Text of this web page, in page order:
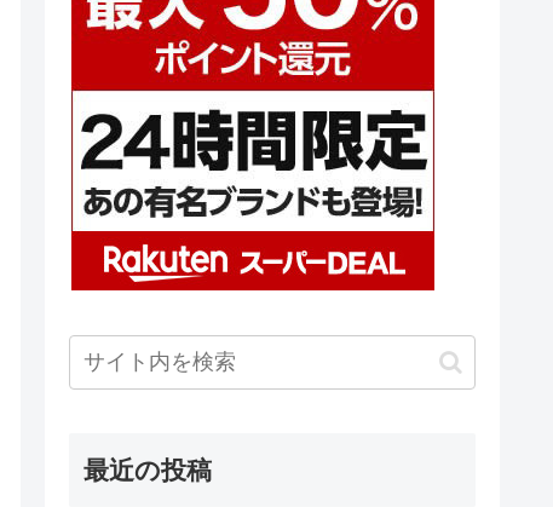
最近の投稿